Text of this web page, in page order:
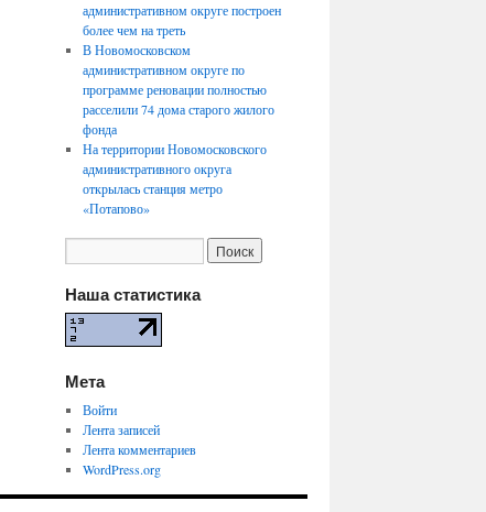
административном округе построен
более чем на треть
В Новомосковском
административном округе по
программе реновации полностью
расселили 74 дома старого жилого
фонда
На территории Новомосковского
административного округа
открылась станция метро
«Потапово»
Наша статистика
Мета
Войти
Лента записей
Лента комментариев
WordPress.org